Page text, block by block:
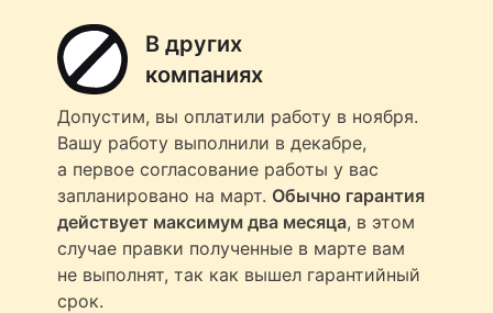
В других
компаниях
Допустим, вы оплатили работу в ноября.
Вашу работу выполнили в декабре,
а первое согласование работы у вас
запланировано на март. Обычно гарантия
действует максимум два месяца, в этом
случае правки полученные в марте вам
не выполнят, так как вышел гарантийный
срок.